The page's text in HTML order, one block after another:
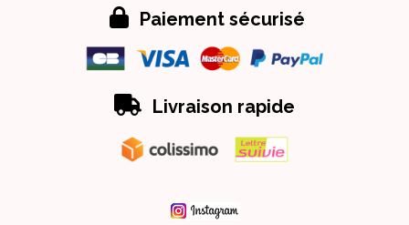
 Paiement sécurisé
 Livraison rapide